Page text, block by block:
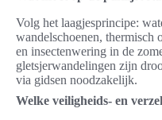
Volg het laagjesprincipe:
wandelschoenen, thermisch
en insectenwering in de
gletsjerwandelingen zijn
via gidsen noodzakelijk.
Welke veiligheids- en